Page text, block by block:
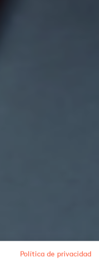
Política de privacidad